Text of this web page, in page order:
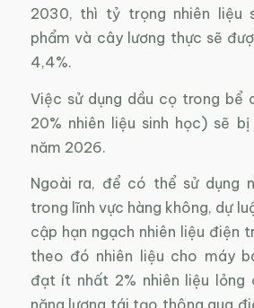
2030, thì tỷ trọng nhiên liệu
phẩm và cây lương thực sẽ
4,4%.
Việc sử dụng dầu cọ trong bể
20% nhiên liệu sinh học) sẽ
năm 2026.
Ngoài ra, để có thể sử dụng
trong lĩnh vực hàng không, dự
cập hạn ngạch nhiên liệu điện
theo đó nhiên liệu cho máy
đạt ít nhất 2% nhiên liệu lỏng